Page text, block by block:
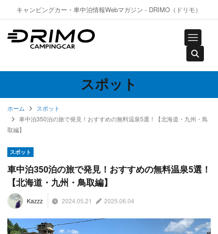
キャンピングカー・車中泊情報Webマガジン - DRIMO（ドリモ）
スポット
ホーム
スポット
車中泊350泊の旅で発見！おすすめの無料温泉5選！【北海道・九州・鳥
取編】
スポット
車中泊350泊の旅で発見！おすすめの無料温泉5選！
【北海道・九州・鳥取編】
Kazzz 2024.05.21 2025.06.04